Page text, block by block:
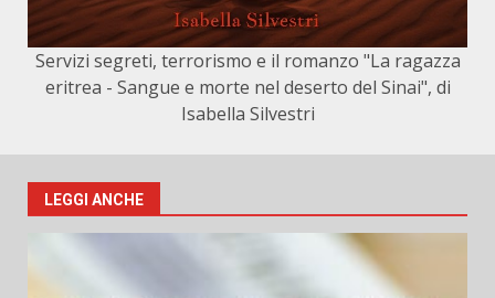
Servizi segreti, terrorismo e il romanzo "La ragazza
eritrea - Sangue e morte nel deserto del Sinai", di
Isabella Silvestri
LEGGI ANCHE